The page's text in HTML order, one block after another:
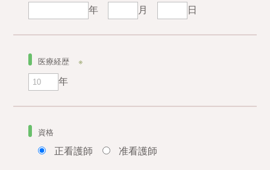
年 月 日
医療経歴 ※
年
資格
正看護師 准看護師